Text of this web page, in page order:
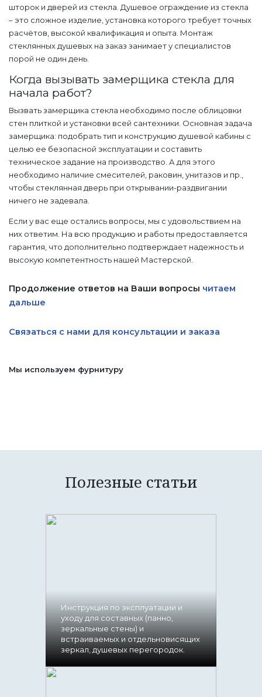
шторок и дверей из стекла. Душевое ограждение из стекла
– это сложное изделие, установка которого требует точных
расчётов, высокой квалификация и опыта. Монтаж
стеклянных душевых на заказ занимает у специалистов
порой не один день.
Когда вызывать замерщика стекла для
начала работ?
Вызвать замерщика стекла необходимо после облицовки
стен плиткой и установки всей сантехники. Основная задача
замерщика: подобрать тип и конструкцию душевой кабины с
целью ее безопасной эксплуатации и составить
техническое задание на производство. А для этого
необходимо наличие смесителей, раковин, унитазов и пр.,
чтобы стеклянная дверь при открывании-раздвигании
ничего не задевала.
Если у вас еще остались вопросы, мы с удовольствием на
них ответим. На всю продукцию и работы предоставляется
гарантия, что дополнительно подтверждает надежность и
высокую компетентность нашей Мастерской.
Продолжение ответов на Ваши вопросы читаем
дальше
Связаться с нами для консультации и заказа
Мы используем фурнитуру
Полезные статьи
Инструкция по эксплуатации и
уходу для составных (панно,
зеркальные стены) и
встраиваемых и отдельновисящих
зеркал, душевых перегородок.